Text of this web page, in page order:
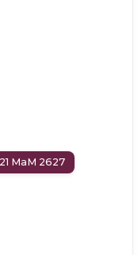
MaM 2627